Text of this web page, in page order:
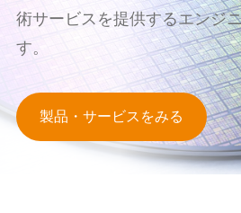
術サービスを提供するエンジ
す。
製品・サービスをみる